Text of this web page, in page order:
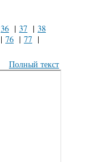
36 | 37 | 38
| 76 | 77 |
Полный текст